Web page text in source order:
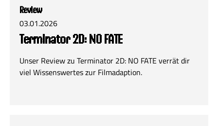
Review
03.01.2026
Terminator 2D: NO FATE
Unser Review zu Terminator 2D: NO FATE verrät dir
viel Wissenswertes zur Filmadaption.